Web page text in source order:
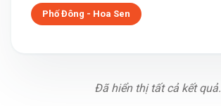
Phố Đông - Hoa Sen
Đã hiển thị tất cả kết quả.